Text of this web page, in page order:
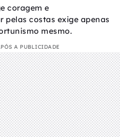
coragem e
pelas costas exige apenas
mesmo.
A PUBLICIDADE